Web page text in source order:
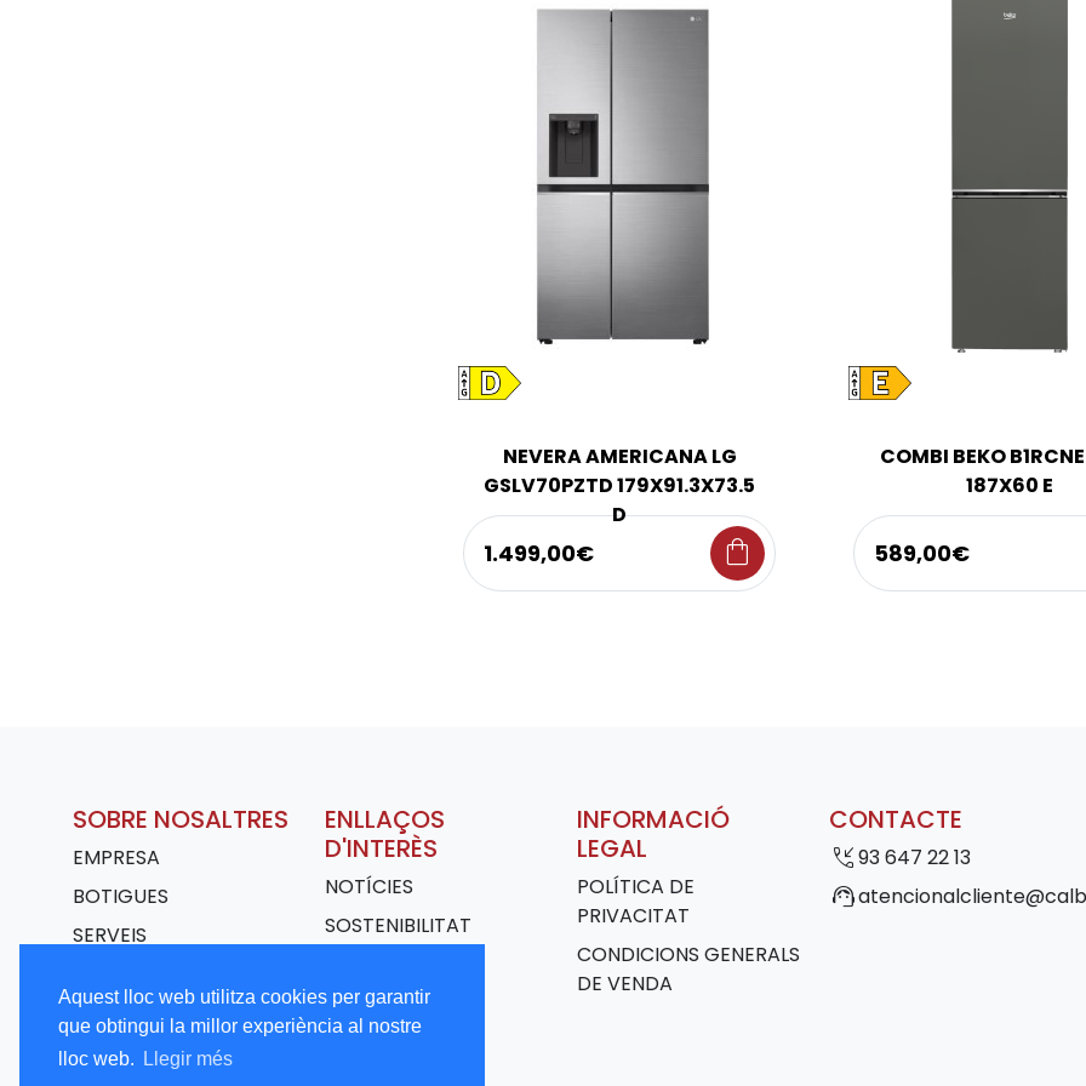
Aquest lloc web utilitza cookies per garantir
que obtingui la millor experiència al nostre
lloc web.
Llegir més
NEVERA AMERICANA LG
GSLV70PZTD 179X91.3X73.5
D
1.499,00€ shopping_bag
COMBI BEKO
187X60 E
589,00€
SOBRE NOSALTRES
EMPRESA
BOTIGUES
SERVEIS
TREBALLA AMB
NOSALTRES
ENLLAÇOS
D'INTERÈS
NOTÍCIES
SOSTENIBILITAT
INFORMACIÓ
LEGAL
POLÍTICA DE
PRIVACITAT
CONDICIONS GENERALS
DE VENDA
CONTACTE
phone_callback93 647 22 13
support_agent